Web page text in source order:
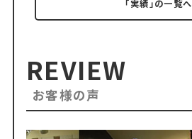
「実績」の一覧へ
REVIEW
お客様の声